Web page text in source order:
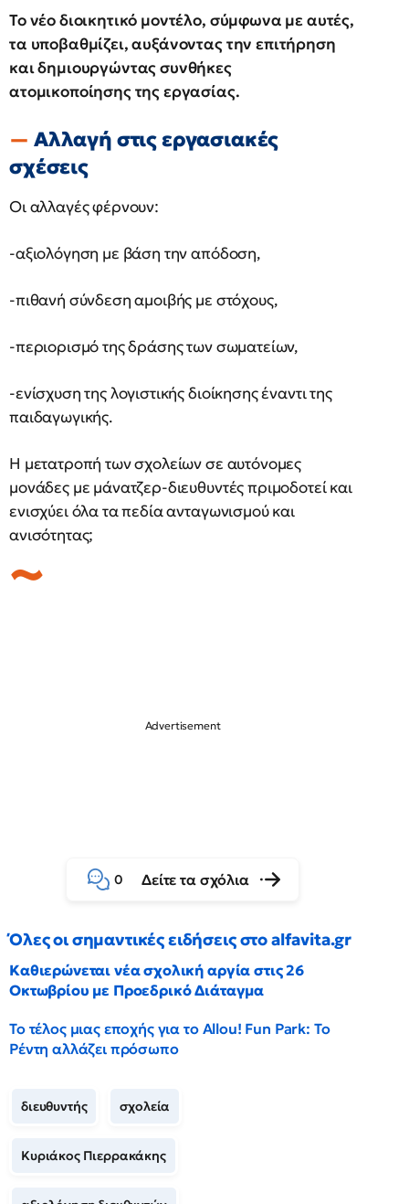
Το νέο διοικητικό μοντέλο, σύμφωνα με αυτές,
τα υποβαθμίζει, αυξάνοντας την επιτήρηση
και δημιουργώντας συνθήκες
ατομικοποίησης της εργασίας.
Αλλαγή στις εργασιακές
σχέσεις
Οι αλλαγές φέρνουν:
-αξιολόγηση με βάση την απόδοση,
-πιθανή σύνδεση αμοιβής με στόχους,
-περιορισμό της δράσης των σωματείων,
-ενίσχυση της λογιστικής διοίκησης έναντι της
παιδαγωγικής.
Η μετατροπή των σχολείων σε αυτόνομες
μονάδες με μάνατζερ-διευθυντές πριμοδοτεί και
ενισχύει όλα τα πεδία ανταγωνισμού και
ανισότητας;
0 Δείτε τα σχόλια
Όλες οι σημαντικές ειδήσεις στο alfavita.gr
Καθιερώνεται νέα σχολική αργία στις 26
Οκτωβρίου με Προεδρικό Διάταγμα
Το τέλος μιας εποχής για το Allou! Fun Park: Το
Ρέντη αλλάζει πρόσωπο
διευθυντής σχολεία
Κυριάκος Πιερρακάκης